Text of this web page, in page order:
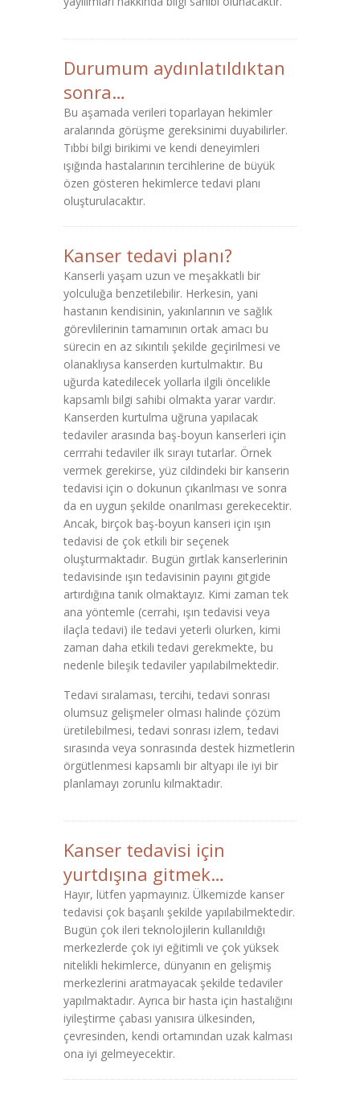
Durumum aydınlatıldıktan
sonra…
Bu aşamada verileri toparlayan hekimler
aralarında görüşme gereksinimi duyabilirler.
Tıbbi bilgi birikimi ve kendi deneyimleri
ışığında hastalarının tercihlerine de büyük
özen gösteren hekimlerce tedavi planı
oluşturulacaktır.
Kanser tedavi planı?
Kanserli yaşam uzun ve meşakkatli bir
yolculuğa benzetilebilir. Herkesin, yani
hastanın kendisinin, yakınlarının ve sağlık
görevlilerinin tamamının ortak amacı bu
sürecin en az sıkıntılı şekilde geçirilmesi ve
olanaklıysa kanserden kurtulmaktır. Bu
uğurda katedilecek yollarla ilgili öncelikle
kapsamlı bilgi sahibi olmakta yarar vardır.
Kanserden kurtulma uğruna yapılacak
tedaviler arasında baş-boyun kanserleri için
cerrrahi tedaviler ilk sırayı tutarlar. Örnek
vermek gerekirse, yüz cildindeki bir kanserin
tedavisi için o dokunun çıkarılması ve sonra
da en uygun şekilde onarılması gerekecektir.
Ancak, birçok baş-boyun kanseri için ışın
tedavisi de çok etkili bir seçenek
oluşturmaktadır. Bugün gırtlak kanserlerinin
tedavisinde ışın tedavisinin payını gitgide
artırdığına tanık olmaktayız. Kimi zaman tek
ana yöntemle (cerrahi, ışın tedavisi veya
ilaçla tedavi) ile tedavi yeterli olurken, kimi
zaman daha etkili tedavi gerekmekte, bu
nedenle bileşik tedaviler yapılabilmektedir.
Tedavi sıralaması, tercihi, tedavi sonrası
olumsuz gelişmeler olması halinde çözüm
üretilebilmesi, tedavi sonrası izlem, tedavi
sırasında veya sonrasında destek hizmetlerin
örgütlenmesi kapsamlı bir altyapı ile iyi bir
planlamayı zorunlu kılmaktadır.
Kanser tedavisi için
yurtdışına gitmek…
Hayır, lütfen yapmayınız. Ülkemizde kanser
tedavisi çok başarılı şekilde yapılabilmektedir.
Bugün çok ileri teknolojilerin kullanıldığı
merkezlerde çok iyi eğitimli ve çok yüksek
nitelikli hekimlerce, dünyanın en gelişmiş
merkezlerini aratmayacak şekilde tedaviler
yapılmaktadır. Ayrıca bir hasta için hastalığını
iyileştirme çabası yanısıra ülkesinden,
çevresinden, kendi ortamından uzak kalması
ona iyi gelmeyecektir.